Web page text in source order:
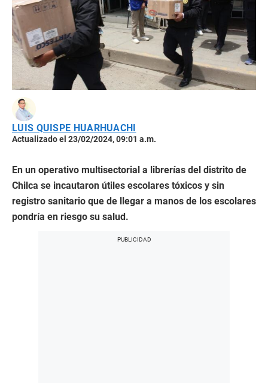
LUIS QUISPE HUARHUACHI
Actualizado el 23/02/2024, 09:01 a.m.
En un operativo multisectorial a librerías del distrito de
Chilca se incautaron útiles escolares tóxicos y sin
registro sanitario que de llegar a manos de los escolares
pondría en riesgo su salud.